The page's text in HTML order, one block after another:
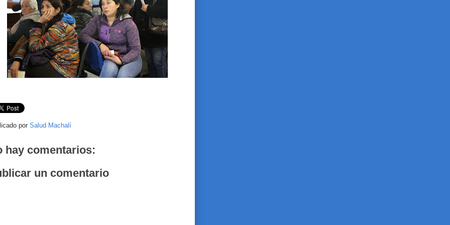
por Salud Machalí
hay comentarios:
un comentario